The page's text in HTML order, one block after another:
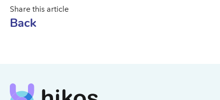
Share this article
Back